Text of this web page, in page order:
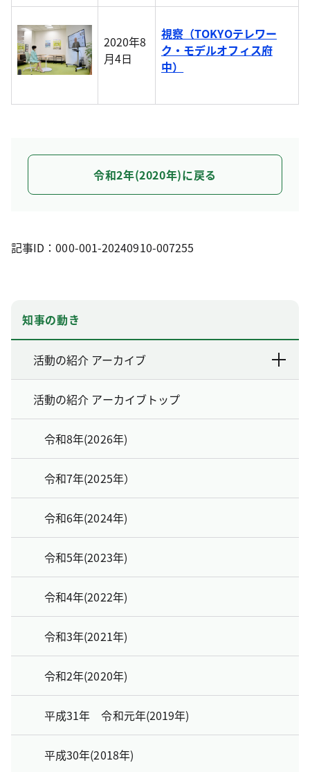
2020年8
月4日
視察（TOKYOテレワー
ク・モデルオフィス府
中）
令和2年(2020年)に戻る
記事ID：000-001-20240910-007255
知事の動き
活動の紹介 アーカイブ
活動の紹介 アーカイブトップ
令和8年(2026年)
令和7年(2025年）
令和6年(2024年)
令和5年(2023年)
令和4年(2022年)
令和3年(2021年)
令和2年(2020年)
平成31年 令和元年(2019年)
平成30年(2018年)